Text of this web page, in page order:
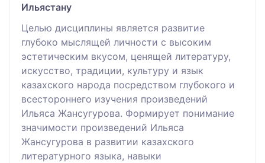
Ильястану
Целью дисциплины является развитие
глубоко мыслящей личности с высоким
эстетическим вкусом, ценящей литературу,
искусство, традиции, культуру и язык
казахского народа посредством глубокого и
всестороннего изучения произведений
Ильяса Жансугурова. Формирует понимание
значимости произведений Ильяса
Жансугурова в развитии казахского
литературного языка, навыки